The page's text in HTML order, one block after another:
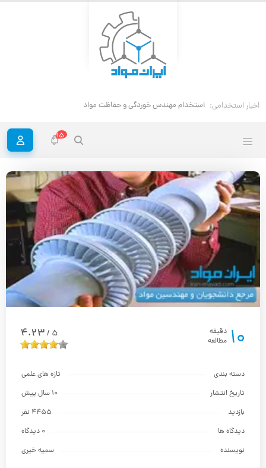
اخبار استخدامی: استخدام مهندس خوردگی و حفاظت مواد
15
10 دقیقه
مطالعه
5
/
4.23
دسته بندی
تازه های علمی
تاریخ انتشار
10 سال پیش
بازدید
4455 نفر
دیدگاه ها
0 دیدگاه
نویسنده
سمیه خیری